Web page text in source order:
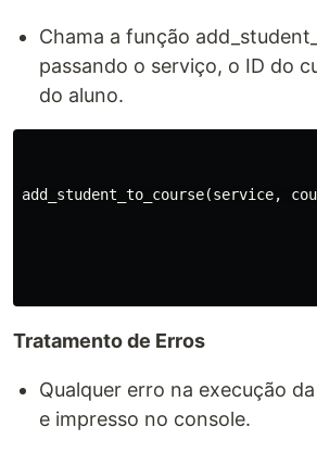
Chama a função
passando o serviço, o ID do
do aluno.
add_student_to_course(service,
Tratamento de Erros
Qualquer erro na execução
e impresso no console.